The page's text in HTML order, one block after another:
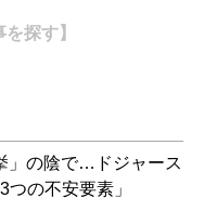
探す】
」の陰で…ドジャース
の不安要素」